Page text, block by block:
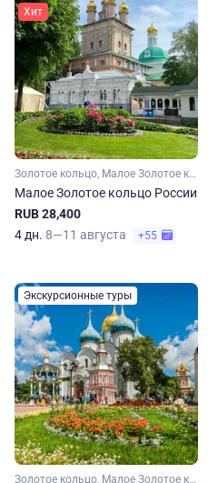
Хит
Золотое кольцо, Малое Золотое кольцо, Московская область, Владимирская область, Ярославская область, Костромская область, Ивановская область
Малое Золотое кольцо России
RUB 28,400
4 дн. 8—11 августа +55
Экскурсионные туры
Золотое кольцо, Малое Золотое кольцо, Московская область, Владимирская область, Костромская область, Ярославская область, Ивановская область